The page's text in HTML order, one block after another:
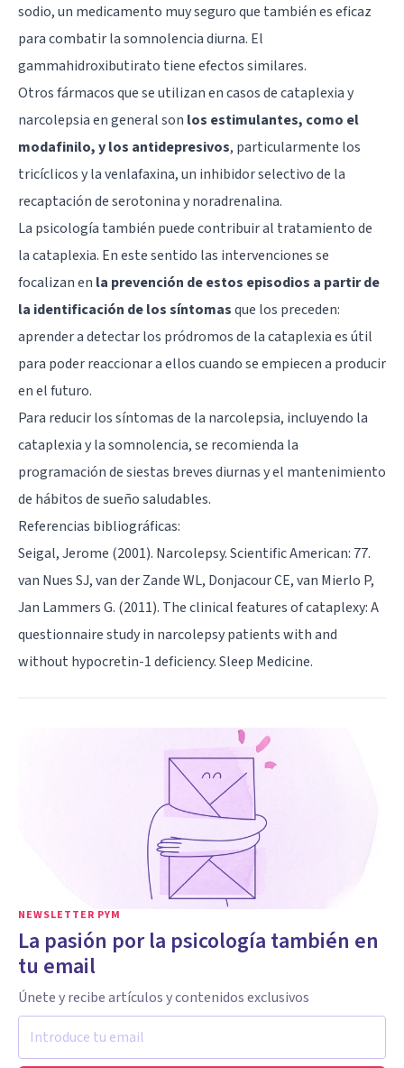
sodio, un medicamento muy seguro que también es eficaz
para combatir la somnolencia diurna. El
gammahidroxibutirato tiene efectos similares.
Otros fármacos que se utilizan en casos de cataplexia y
narcolepsia en general son los estimulantes, como el
modafinilo, y los antidepresivos, particularmente los
tricíclicos y la venlafaxina, un inhibidor selectivo de la
recaptación de serotonina y noradrenalina.
La psicología también puede contribuir al tratamiento de
la cataplexia. En este sentido las intervenciones se
focalizan en la prevención de estos episodios a partir de
la identificación de los síntomasque los preceden:
aprender a detectar los pródromos de la cataplexia es útil
para poder reaccionar a ellos cuando se empiecen a producir
en el futuro.
Para reducir los síntomas de la narcolepsia, incluyendo la
cataplexia y la somnolencia, se recomienda la
programación de siestas breves diurnas y el mantenimiento
de hábitos de sueño saludables.
Referencias bibliográficas:
Seigal, Jerome (2001). Narcolepsy. Scientific American: 77.
van Nues SJ, van der Zande WL, Donjacour CE, van Mierlo P,
Jan Lammers G. (2011). The clinical features of cataplexy: A
questionnaire study in narcolepsy patients with and
without hypocretin-1 deficiency. Sleep Medicine.
NEWSLETTER PYM
La pasión por la psicología también en
tu email
Únete y recibe artículos y contenidos exclusivos